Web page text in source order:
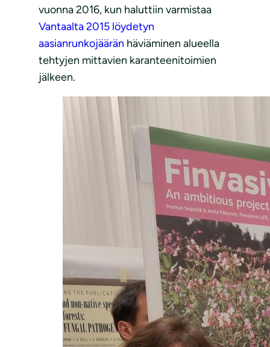
vuonna 2016, kun haluttiin varmistaa
Vantaalta 2015 löydetyn
aasianrunkojäärän häviäminen alueella
tehtyjen mittavien karanteenitoimien
jälkeen.